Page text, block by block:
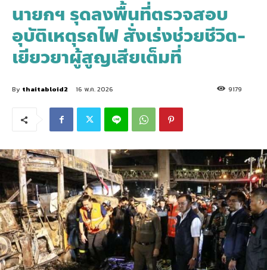
นายกฯ รุดลงพื้นที่ตรวจสอบ
อุบัติเหตุรถไฟ สั่งเร่งช่วยชีวิต-
เยียวยาผู้สูญเสียเต็มที่
By thaitabloid2 16 พ.ค. 2026 9179